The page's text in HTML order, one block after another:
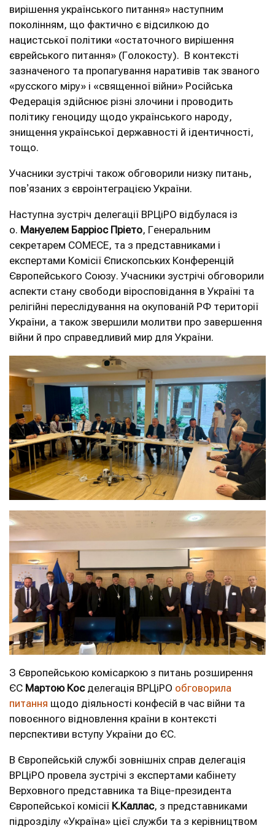
вирішення українського питання» наступним
поколінням, що фактично є відсилкою до
нацистської політики «остаточного вирішення
єврейського питання» (Голокосту). В контексті
зазначеного та пропагування наративів так званого
«русского міру» і «священної війни» Російська
Федерація здійснює різні злочини і проводить
політику геноциду щодо українського народу,
знищення української державності й ідентичності,
тощо.
Учасники зустрічі також обговорили низку питань,
повʼязаних з євроінтеграцією України.
Наступна зустріч делегації ВРЦіРО відбулася із
о. Мануелем Барріос Пріето, Генеральним
секретарем COMECE, та з представниками і
експертами Комісії Єпископських Конференцій
Європейського Союзу. Учасники зустрічі обговорили
аспекти стану свободи віросповідання в Україні та
релігійні переслідування на окупованій РФ території
України, а також звершили молитви про завершення
війни й про справедливий мир для України.
З Європейською комісаркою з питань розширення
ЄС Мартою Косделегація ВРЦіРО обговорила
питання щодо діяльності конфесій в час війни та
повоєнного відновлення країни в контексті
перспективи вступу України до ЄС.
В Європейській службі зовнішніх справ делегація
ВРЦіРО провела зустрічі з експертами кабінету
Верховного представника та Віце-президента
Європейської комісії К.Каллас, з представниками
підрозділу «Україна» цієї служби та з керівництвом